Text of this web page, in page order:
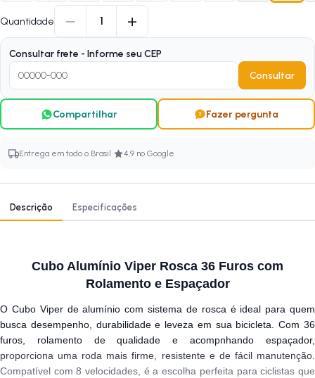
Quantidade − 1 +
Consultar frete - Informe seu CEP
Consultar
Compartilhar Fazer pergunta
Entrega em todo o Brasil · 4,9 no Google
Descrição Especificações
Cubo Alumínio Viper Rosca 36 Furos com
Rolamento e Espaçador
O Cubo Viper de alumínio com sistema de rosca é ideal para quem
busca desempenho, durabilidade e leveza em sua bicicleta. Com 36
furos, rolamento de qualidade e acompnhando espaçador,
proporciona uma roda mais firme, resistente e de fácil manutenção.
Compatível com 8 velocidades, é a escolha perfeita para ciclistas que